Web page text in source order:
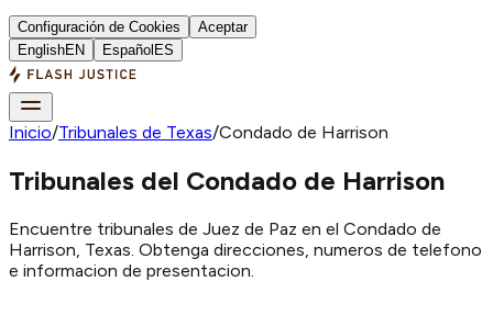
Configuración de Cookies
Aceptar
EnglishEN Español ES
Inicio/Tribunales de Texas/Condado de Harrison
Tribunales del Condado de Harrison
Encuentre tribunales de Juez de Paz en el Condado de
Harrison, Texas. Obtenga direcciones, numeros de telefono
e informacion de presentacion.